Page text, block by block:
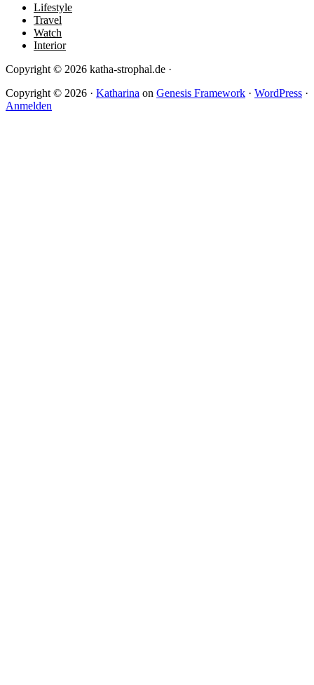
Lifestyle
Travel
Watch
Interior
Copyright © 2026 katha-strophal.de ·
Copyright © 2026 · Katharina on Genesis Framework · WordPress ·
Anmelden